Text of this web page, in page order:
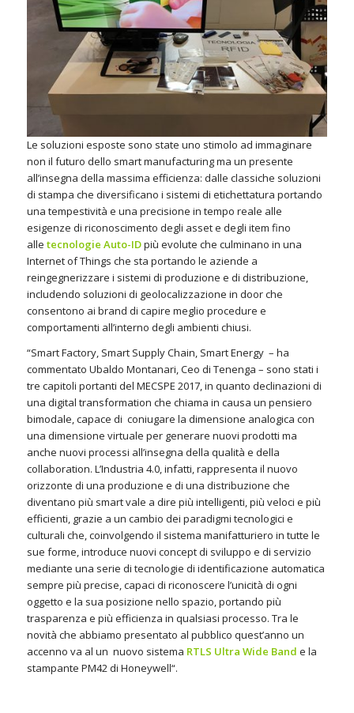
Le soluzioni esposte sono state uno stimolo ad immaginare
non il futuro dello smart manufacturing ma un presente
all’insegna della massima efficienza: dalle classiche soluzioni
di stampa che diversificano i sistemi di etichettatura portando
una tempestività e una precisione in tempo reale alle
esigenze di riconoscimento degli asset e degli item fino
alle tecnologie Auto-IDpiù evolute che culminano in una
Internet of Things che sta portando le aziende a
reingegnerizzare i sistemi di produzione e di distribuzione,
includendo soluzioni di geolocalizzazione in door che
consentono ai brand di capire meglio procedure e
comportamenti all’interno degli ambienti chiusi.
“Smart Factory, Smart Supply Chain, Smart Energy – ha
commentato Ubaldo Montanari, Ceo di Tenenga – sono stati i
tre capitoli portanti del MECSPE 2017, in quanto declinazioni di
una digital transformation che chiama in causa un pensiero
bimodale, capace di coniugare la dimensione analogica con
una dimensione virtuale per generare nuovi prodotti ma
anche nuovi processi all’insegna della qualità e della
collaboration. L’Industria 4.0, infatti, rappresenta il nuovo
orizzonte di una produzione e di una distribuzione che
diventano più smartvale a dire più intelligenti, più veloci e più
efficienti, grazie a un cambio dei paradigmi tecnologici e
culturali che, coinvolgendo il sistema manifatturiero in tutte le
sue forme, introduce nuovi concept di sviluppo e di servizio
mediante una serie di tecnologie di identificazione automatica
sempre più precise, capaci di riconoscere l’unicità di ogni
oggetto e la sua posizione nello spazio, portando più
trasparenza e più efficienza in qualsiasi processo. Tra le
novità che abbiamo presentato al pubblico quest’anno un
accenno va al un nuovo sistema RTLS Ultra Wide Band e la
stampante PM42 di Honeywell“.